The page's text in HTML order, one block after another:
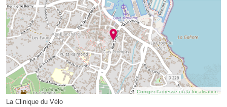
Corriger l’adresse ou la localisation
La Clinique du Vélo